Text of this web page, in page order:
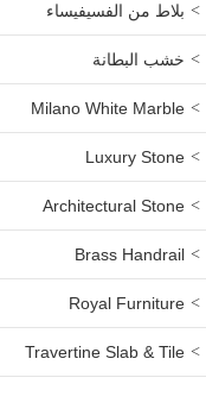
بلاط من الفسيفيساء
خشب البطانة
Milano White Marble
Luxury Stone
Architectural Stone
Brass Handrail
Royal Furniture
Travertine Slab & Tile